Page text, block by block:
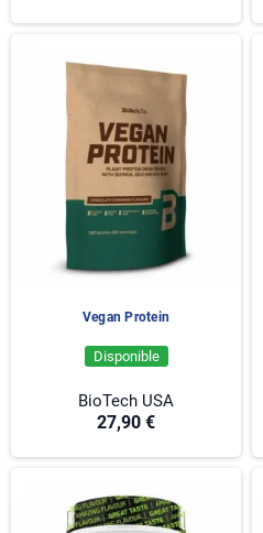
Vegan Protein
Disponible
BioTech USA
27,90 €